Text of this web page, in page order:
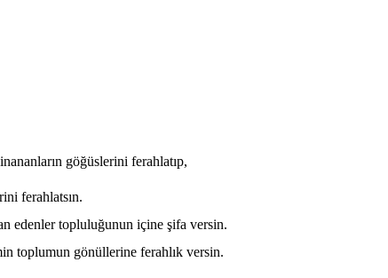
göğüslerini ferahlatıp,
ferahlatsın.
edenler topluluğunun içine şifa versin.
toplumun gönüllerine ferahlık versin.